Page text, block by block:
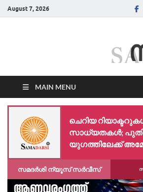
August 7, 2026
MAIN MENU
ചെറിയ
സാധ്യതകൾ;
യുഗത്തിലേക്ക്
സമദർശി ന്യൂസ് സർവീസ്